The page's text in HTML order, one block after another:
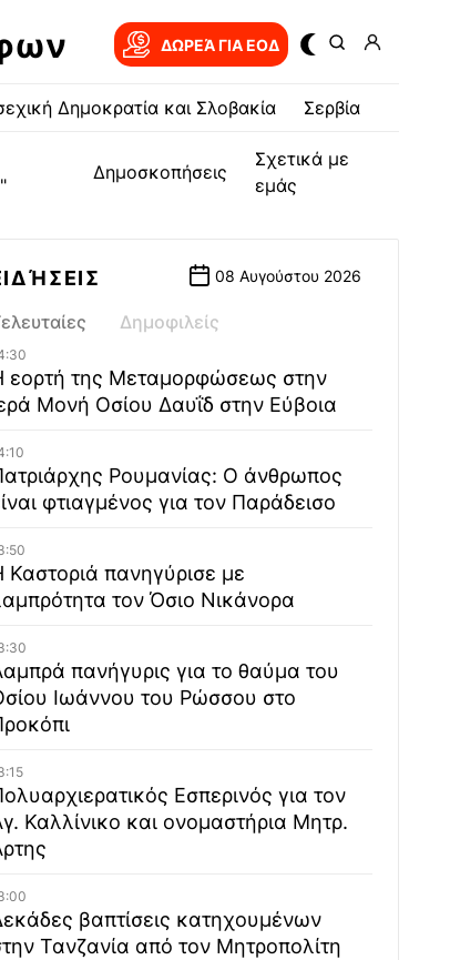
ΔΩΡΕΆ ΓΙΑ EOΔ
Δημοκρατία και Σλοβακία Σερβία
Δημοσκοπήσεις
Σχετικά με
εμάς
08 Αυγούστου 2026
Δημοφιλείς
εορτή της Μεταμορφώσεως στην
Μονή Οσίου Δαυΐδ στην Εύβοια
Ρουμανίας: Ο άνθρωπος
φτιαγμένος για τον Παράδεισο
Καστοριά πανηγύρισε με
τον Όσιο Νικάνορα
πανήγυρις για το θαύμα του
Ιωάννου του Ρώσσου στο
Εσπερινός για τον
Καλλίνικο και ονομαστήρια Μητρ.
βαπτίσεις κατηχουμένων
Τανζανία από τον Μητροπολίτη